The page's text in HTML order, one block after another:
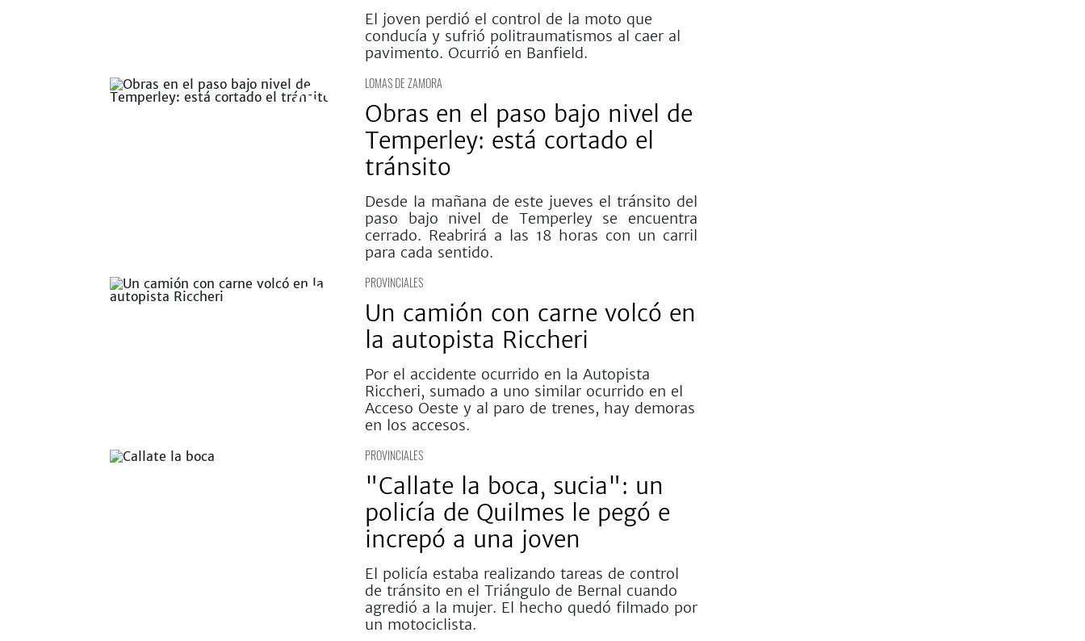
El joven perdió el control de la moto que
conducía y sufrió politraumatismos al caer al
pavimento. Ocurrió en Banfield.
LOMAS DE ZAMORA
Obras en el paso bajo nivel de
Temperley: está cortado el
tránsito
Desde la mañana de este jueves el tránsito del
paso bajo nivel de Temperley se encuentra
cerrado. Reabrirá a las 18 horas con un carril
para cada sentido.
PROVINCIALES
Un camión con carne volcó en
la autopista Riccheri
Por el accidente ocurrido en la Autopista
Riccheri, sumado a uno similar ocurrido en el
Acceso Oeste y al paro de trenes, hay demoras
en los accesos.
PROVINCIALES
"Callate la boca, sucia": un
policía de Quilmes le pegó e
increpó a una joven
El policía estaba realizando tareas de control
de tránsito en el Triángulo de Bernal cuando
agredió a la mujer. El hecho quedó filmado por
un motociclista.